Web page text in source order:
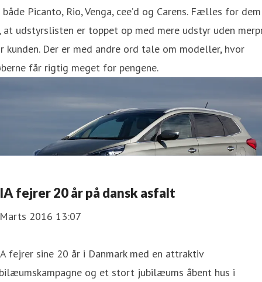
Picanto, Rio, Venga, cee’d og Carens. Fælles for dem
at udstyrslisten er toppet op med mere udstyr uden
kunden. Der er med andre ord tale om modeller, hvor
får rigtig meget for pengene.
fejrer 20 år på dansk asfalt
2016 13:07
fejrer sine 20 år i Danmark med en attraktiv
og et stort jubilæums åbent hus i